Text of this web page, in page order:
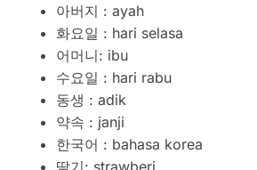
아버지 : ayah
화요일 : hari selasa
어머니: ibu
수요일 : hari rabu
동생 : adik
약속 : janji
한국어 : bahasa korea
딸기: strawberi